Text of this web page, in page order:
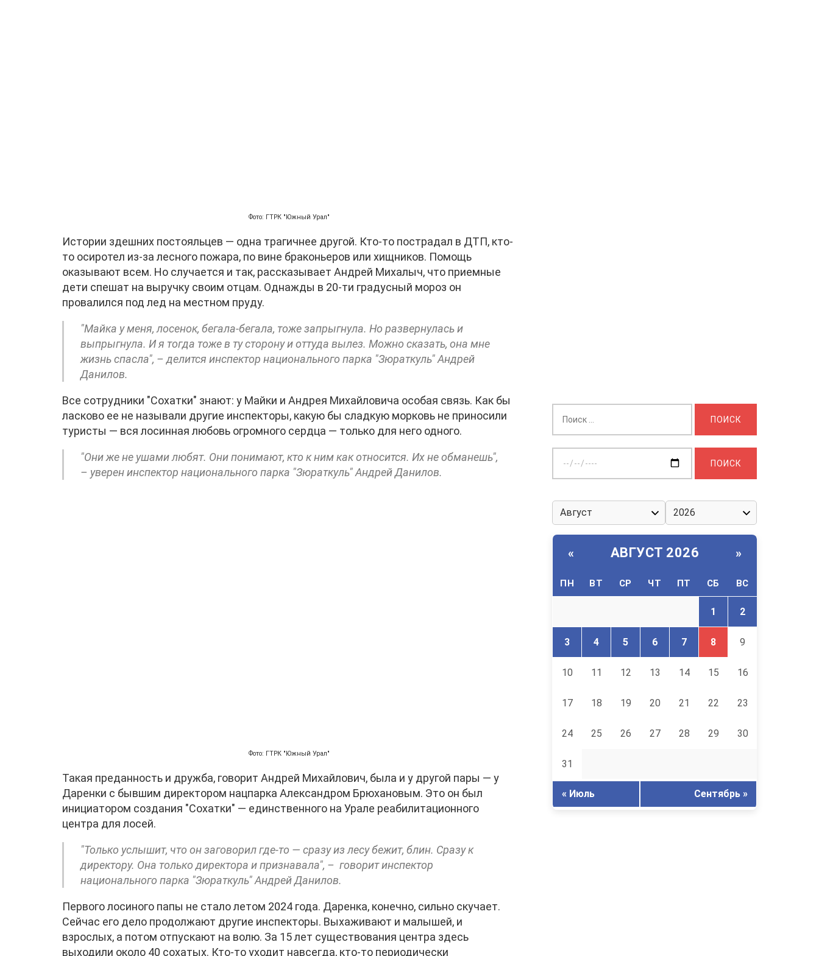
Фото: ГТРК "Южный Урал"
Истории здешних постояльцев — одна трагичнее другой. Кто-то пострадал в ДТП, кто-
то осиротел из-за лесного пожара, по вине браконьеров или хищников. Помощь
оказывают всем. Но случается и так, рассказывает Андрей Михалыч, что приемные
дети спешат на выручку своим отцам. Однажды в 20-ти градусный мороз он
провалился под лед на местном пруду.
"Майка у меня, лосенок, бегала-бегала, тоже запрыгнула. Но развернулась и
выпрыгнула. И я тогда тоже в ту сторону и оттуда вылез. Можно сказать, она мне
жизнь спасла", – делится инспектор национального парка "Зюраткуль" Андрей
Данилов.
Все сотрудники "Сохатки" знают: у Майки и Андрея Михайловича особая связь. Как бы
ласково ее не называли другие инспекторы, какую бы сладкую морковь не приносили
туристы — вся лосинная любовь огромного сердца — только для него одного.
"Они же не ушами любят. Они понимают, кто к ним как относится. Их не обманешь",
– уверен инспектор национального парка "Зюраткуль" Андрей Данилов.
Фото: ГТРК "Южный Урал"
Такая преданность и дружба, говорит Андрей Михайлович, была и у другой пары — у
Даренки с бывшим директором нацпарка Александром Брюхановым. Это он был
инициатором создания "Сохатки" — единственного на Урале реабилитационного
центра для лосей.
"Только услышит, что он заговорил где-то — сразу из лесу бежит, блин. Сразу к
директору. Она только директора и признавала", – говорит инспектор
национального парка "Зюраткуль" Андрей Данилов.
Первого лосиного папы не стало летом 2024 года. Даренка, конечно, сильно скучает.
Сейчас его дело продолжают другие инспекторы. Выхаживают и малышей, и
взрослых, а потом отпускают на волю. За 15 лет существования центра здесь
выходили около 40 сохатых. Кто-то уходит навсегда, кто-то периодически
дату:
« АВГУСТ 2026 »
ПН ВТ СР ЧТ ПТ СБ ВС
1 2
3 4 5 6 7 8 9
10 11 12 13 14 15 16
17 18 19 20 21 22 23
24 25 26 27 28 29 30
31
« Июль Сентябрь »